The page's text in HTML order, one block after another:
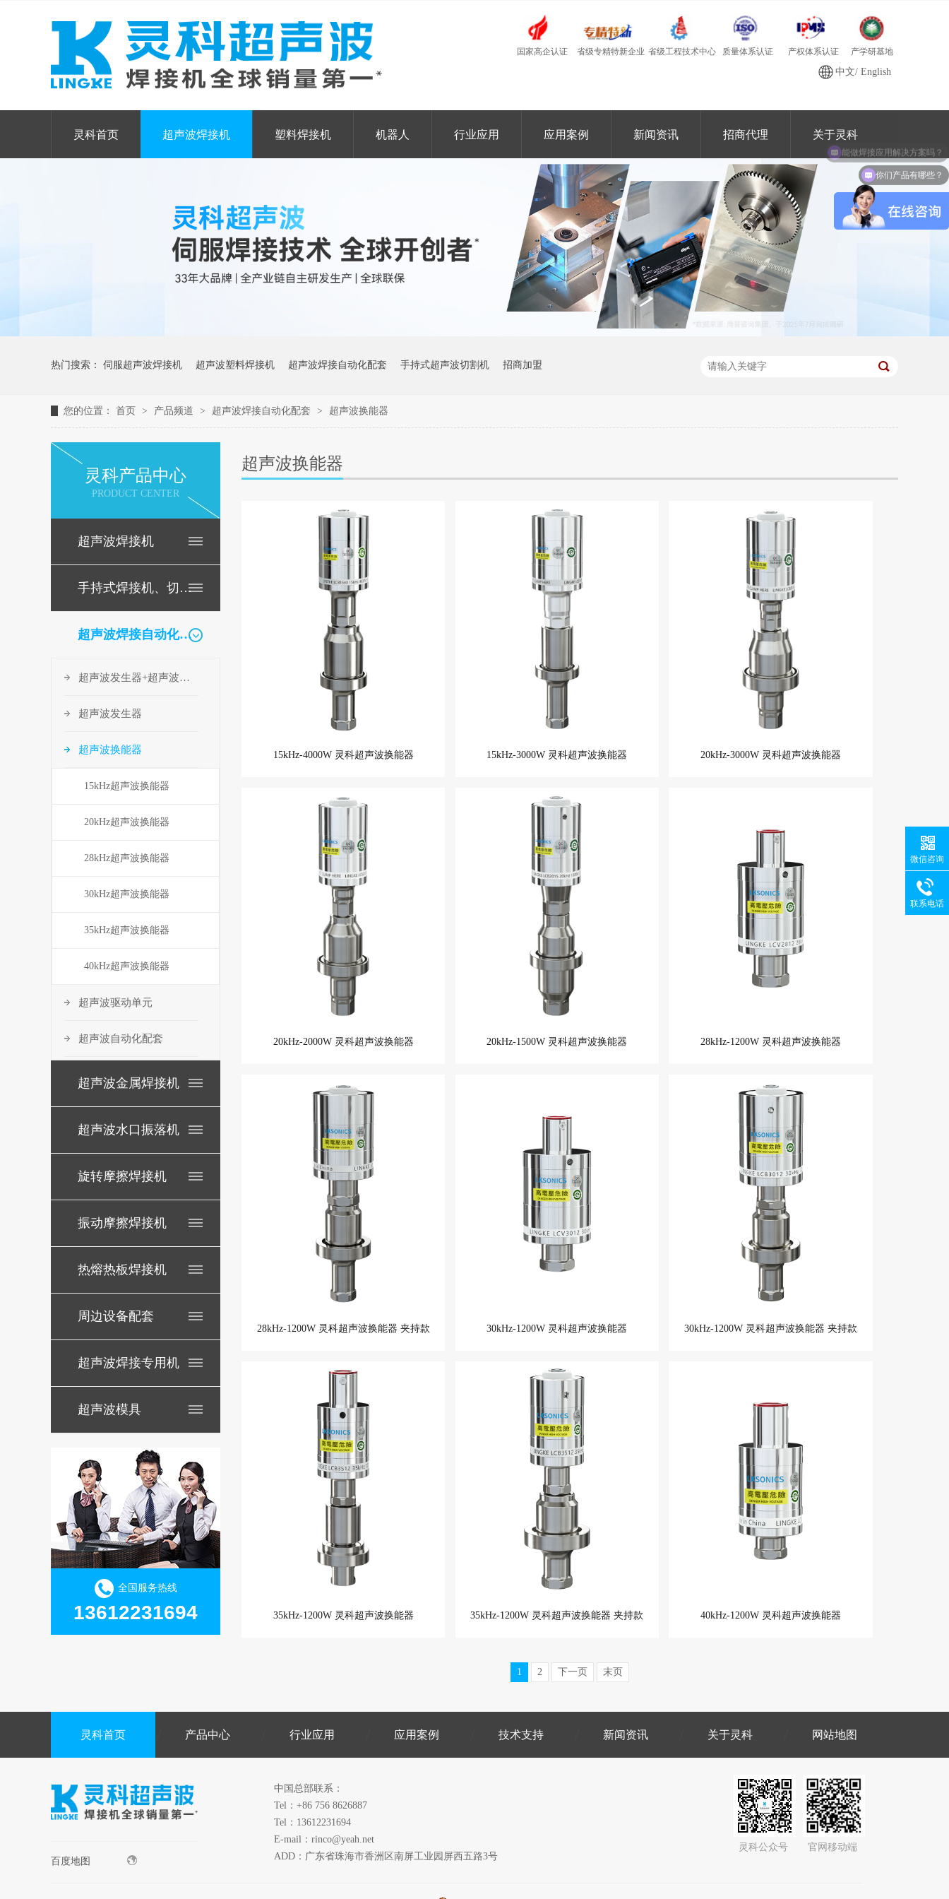
国家高企认证 省级专精特新企业 省级工程技术中心 质量体系认证 产权体系认证 产学研基地
中文/English
灵科首页 超声波焊接机 塑料焊接机 机器人 行业应用 应用案例 新闻资讯 招商代理 关于灵科
热门搜索： 伺服超声波焊接机 超声波塑料焊接机 超声波焊接自动化配套 手持式超声波切割机 招商加盟
您的位置： 首页 > 产品频道 > 超声波焊接自动化配套 > 超声波换能器
灵科产品中心
PRODUCT CENTER
超声波焊接机
手持式焊接机、切割机
超声波焊接自动化配套
超声波发生器+超声波换能器
超声波发生器
超声波换能器
15kHz超声波换能器
20kHz超声波换能器
28kHz超声波换能器
30kHz超声波换能器
35kHz超声波换能器
40kHz超声波换能器
超声波驱动单元
超声波自动化配套
超声波金属焊接机
超声波水口振落机
旋转摩擦焊接机
振动摩擦焊接机
热熔热板焊接机
周边设备配套
超声波焊接专用机
超声波模具
全国服务热线
13612231694
超声波换能器
15kHz-4000W 灵科超声波换能器 15kHz-3000W 灵科超声波换能器 20kHz-3000W 灵科超声波换能器
20kHz-2000W 灵科超声波换能器 20kHz-1500W 灵科超声波换能器 28kHz-1200W 灵科超声波换能器
28kHz-1200W 灵科超声波换能器 夹持款 30kHz-1200W 灵科超声波换能器 30kHz-1200W 灵科超声波换能器 夹持款
35kHz-1200W 灵科超声波换能器 35kHz-1200W 灵科超声波换能器 夹持款 40kHz-1200W 灵科超声波换能器
1 2 下一页 末页
灵科首页 产品中心 行业应用 应用案例 技术支持 新闻资讯 关于灵科 网站地图
百度地图
中国总部联系：
Tel：+86 756 8626887
Tel：13612231694
E-mail：rinco@yeah.net
ADD：广东省珠海市香洲区南屏工业园屏西五路3号
灵科公众号 官网移动端
微信咨询
联系电话
能做焊接应用解决方案吗？
你们产品有哪些？